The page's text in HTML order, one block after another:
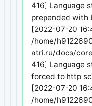
416) Language
prepended with
[2022-07-20
/home/
atri.ru/docs/
416) Language
forced to http
[2022-07-20
/home/